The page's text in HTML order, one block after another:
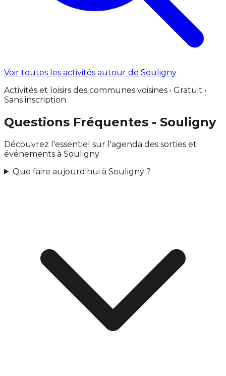
Voir toutes les activités autour de Souligny
Activités et loisirs des communes voisines • Gratuit •
Sans inscription
Questions Fréquentes - Souligny
Découvrez l'essentiel sur l'agenda des sorties et
événements à Souligny
Que faire aujourd'hui à Souligny ?